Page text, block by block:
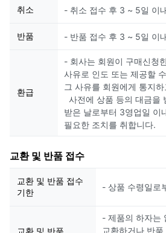
취소 - 취소 접수 후 3 ~ 5일 이
반품 - 반품 접수 후 3 ~ 5일 이
환급
- 회사는 회원이 구매신청
사유로 인도 또는 제공할
그 사유를 회원에게 통지하
사전에 상품 등의 대금을
받은 날로부터 3영업일 이
필요한 조치를 취합니다.
교환 및 반품 접수
교환 및 반품 접수
기한
- 상품 수령일로
교환 및 반품
- 제품의 하자는
교환하거나 반